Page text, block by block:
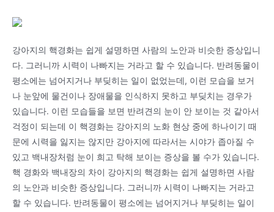
강아지의 핵경화는 쉽게 설명하면 사람의 노안과 비슷한 증상입니
다. 그러니까 시력이 나빠지는 거라고 할 수 있습니다. 반려동물이
평소에는 넘어지거나 부딪히는 일이 없었는데, 이런 모습을 보거
나 눈앞에 물건이나 장애물을 인식하지 못하고 부딪치는 경우가
있습니다. 이런 모습들을 보면 반려견의 눈이 안 보이는 것 같아서
걱정이 되는데 이 핵경화는 강아지의 노화 현상 중에 하나이기 때
문에 시력을 잃지는 않지만 강아지에 따라서는 시야가 좁아질 수
있고 백내장처럼 눈이 희고 탁해 보이는 증상을 볼 수가 있습니다.
핵 경화와 백내장의 차이 강아지의 핵경화는 쉽게 설명하면 사람
의 노안과 비슷한 증상입니다. 그러니까 시력이 나빠지는 거라고
할 수 있습니다. 반려동물이 평소에는 넘어지거나 부딪히는 일이